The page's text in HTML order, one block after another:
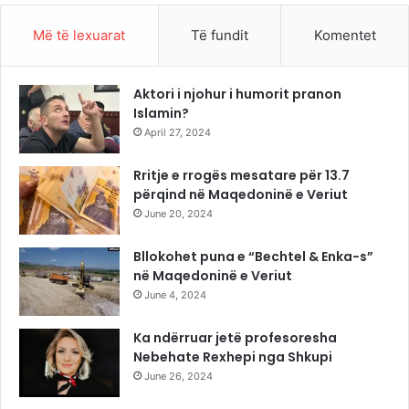
Më të lexuarat Të fundit Komentet
Aktori i njohur i humorit pranon
Islamin?
April 27, 2024
Rritje e rrogës mesatare për 13.7
përqind në Maqedoninë e Veriut
June 20, 2024
Bllokohet puna e “Bechtel & Enka-s”
në Maqedoninë e Veriut
June 4, 2024
Ka ndërruar jetë profesoresha
Nebehate Rexhepi nga Shkupi
June 26, 2024